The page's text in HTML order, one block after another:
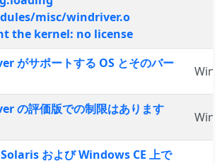
misc/windriver.o
the kernel: no license
がサポートする OS とそのバー
の評価版での制限はあります
および Windows CE 上で